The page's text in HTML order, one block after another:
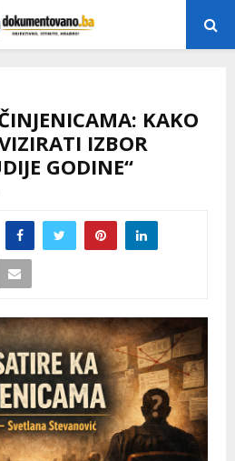
KAKO
IZBOR
GODINE“